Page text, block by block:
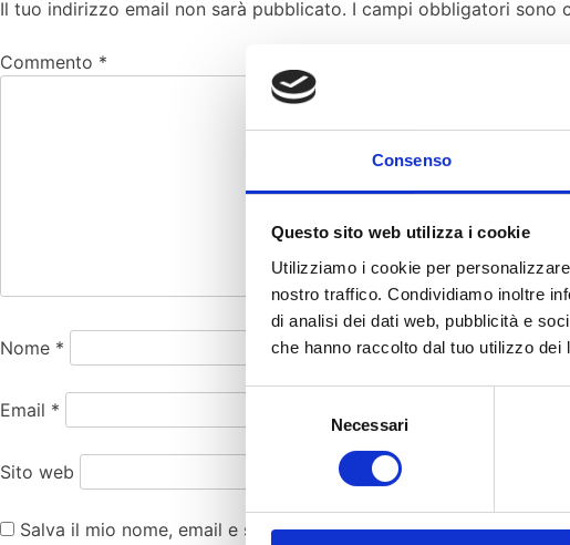
Consenso
Questo sito web utilizza i cookie
Utilizziamo i cookie per
nostro traffico. Condividiamo inoltre
di analisi dei dati web, pubblicità e
che hanno raccolto dal tuo utilizzo dei
Selezione
del
consenso
Necessari
Il tuo indirizzo email non sarà pubblicato. I campi obbligatori sono
Commento *
Nome *
Email *
Sito web
Salva il mio nome, email e sito web in questo browser per la